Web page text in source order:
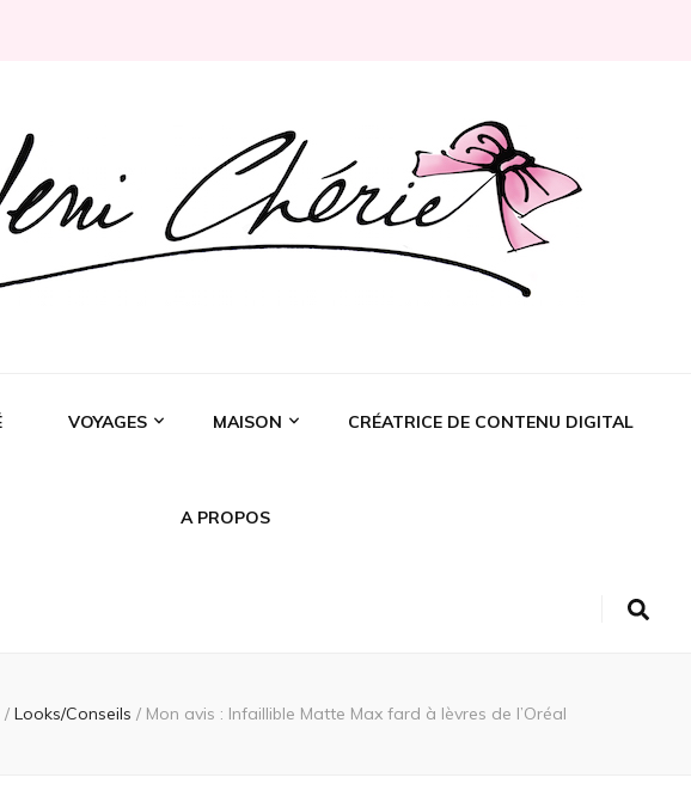
VOYAGES MAISON CRÉATRICE DE CONTENU DIGITAL
A PROPOS
/ Looks/Conseils / Mon avis : Infaillible Matte Max fard à lèvres de l’Oréal